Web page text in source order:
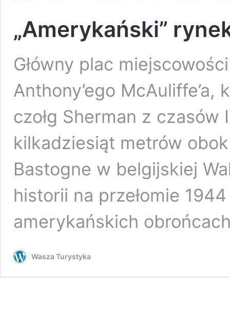
„Amerykański”
Główny plac
Anthony’ego
czołg Sherman z czasów
kilkadziesiąt metrów
Bastogne w belgijskiej
historii na przełomie
amerykańskich
Wasza Turystyka